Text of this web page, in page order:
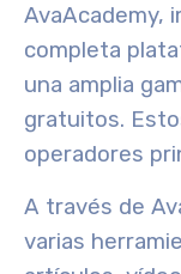
AvaAcademy,
completa
una amplia
gratuitos.
operadores
A través de
varias